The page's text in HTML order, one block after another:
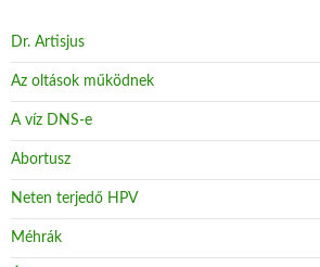
Dr. Artisjus
Az oltások működnek
A víz DNS-e
Abortusz
Neten terjedő HPV
Méhrák